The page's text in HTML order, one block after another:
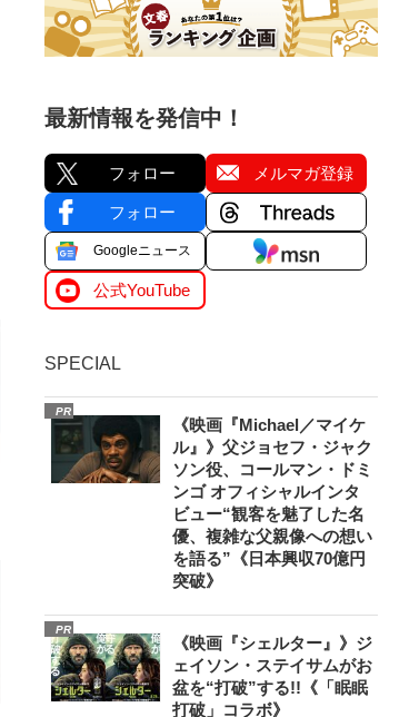
最新情報を発信中！
フォロー メルマガ登録
フォロー
Googleニュース
公式YouTube
SPECIAL
PR
《映画『Michael／マイケ
ル』》父ジョセフ・ジャク
ソン役、コールマン・ドミ
ンゴ オフィシャルインタ
ビュー“観客を魅了した名
優、複雑な父親像への想い
を語る”《日本興収70億円
突破》
PR
《映画『シェルター』》ジ
ェイソン・ステイサムがお
盆を“打破”する!!《「眠眠
打破」コラボ》